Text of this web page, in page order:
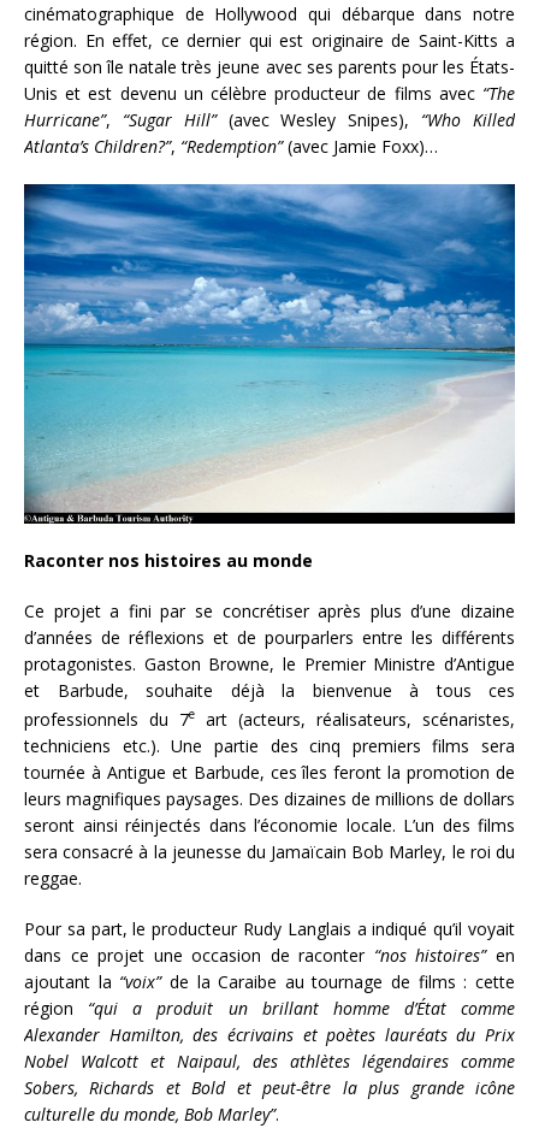
cinématographique de Hollywood qui débarque dans notre
région. En effet, ce dernier qui est originaire de Saint-Kitts a
quitté son île natale très jeune avec ses parents pour les États-
Unis et est devenu un célèbre producteur de films avec “The
Hurricane”, “Sugar Hill”(avec Wesley Snipes), “Who Killed
Atlanta’s Children?”, “Redemption”(avec Jamie Foxx)…
Raconter nos histoires au monde
Ce projet a fini par se concrétiser après plus d’une dizaine
d’années de réflexions et de pourparlers entre les différents
protagonistes. Gaston Browne, le Premier Ministre d’Antigue
et Barbude, souhaite déjà la bienvenue à tous ces
professionnels du 7e
art (acteurs, réalisateurs, scénaristes,
techniciens etc.). Une partie des cinq premiers films sera
tournée à Antigue et Barbude, ces îles feront la promotion de
leurs magnifiques paysages. Des dizaines de millions de dollars
seront ainsi réinjectés dans l’économie locale. L’un des films
sera consacré à la jeunesse du Jamaïcain Bob Marley, le roi du
reggae.
Pour sa part, le producteur Rudy Langlais a indiqué qu’il voyait
dans ce projet une occasion de raconter “nos histoires”en
ajoutant la “voix”de la Caraibe au tournage de films : cette
région “qui a produit un brillant homme d’État comme
Alexander Hamilton, des écrivains et poètes lauréats du Prix
Nobel Walcott et Naipaul, des athlètes légendaires comme
Sobers, Richards et Bold et peut-être la plus grande icône
culturelle du monde, Bob Marley”.